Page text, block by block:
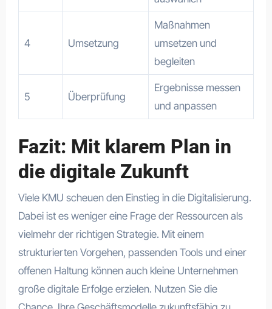
4 Umsetzung
Maßnahmen
umsetzen und
begleiten
5 Überprüfung
Ergebnisse messen
und anpassen
Fazit: Mit klarem Plan in
die digitale Zukunft
Viele KMU scheuen den Einstieg in die Digitalisierung.
Dabei ist es weniger eine Frage der Ressourcen als
vielmehr der richtigen Strategie. Mit einem
strukturierten Vorgehen, passenden Tools und einer
offenen Haltung können auch kleine Unternehmen
große digitale Erfolge erzielen. Nutzen Sie die